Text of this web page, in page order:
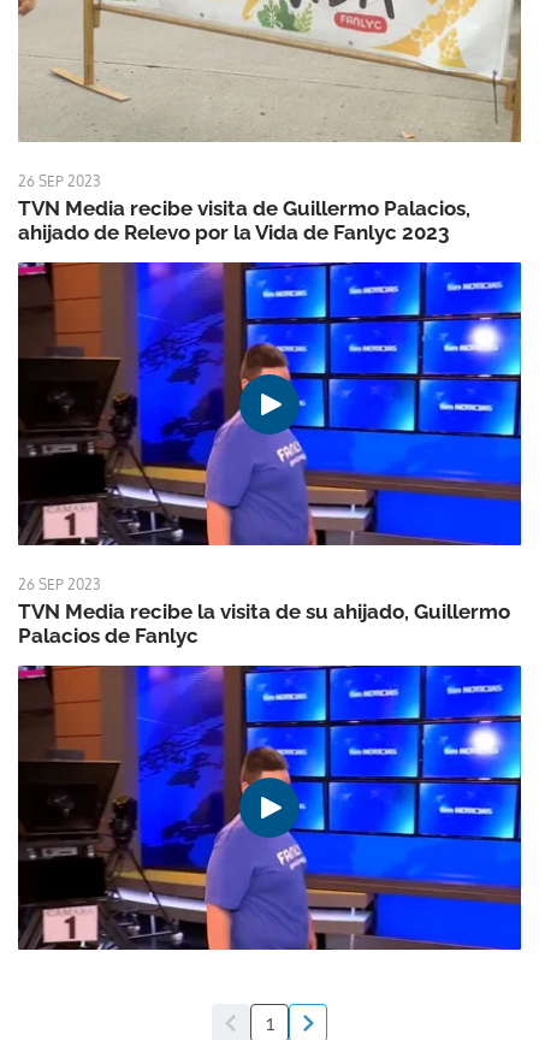
26 SEP 2023
TVN Media recibe visita de Guillermo Palacios,
ahijado de Relevo por la Vida de Fanlyc 2023
26 SEP 2023
TVN Media recibe la visita de su ahijado, Guillermo
Palacios de Fanlyc
1